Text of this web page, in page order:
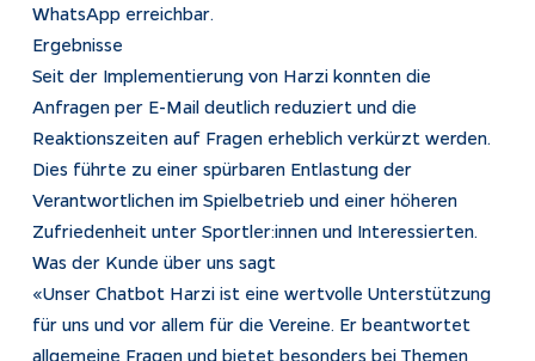
WhatsApp erreichbar.
Ergebnisse
Seit der Implementierung von Harzi konnten die
Anfragen per E-Mail deutlich reduziert und die
Reaktionszeiten auf Fragen erheblich verkürzt werden.
Dies führte zu einer spürbaren Entlastung der
Verantwortlichen im Spielbetrieb und einer höheren
Zufriedenheit unter Sportler:innen und Interessierten.
Was der Kunde über uns sagt
«Unser Chatbot Harzi ist eine wertvolle Unterstützung
für uns und vor allem für die Vereine. Er beantwortet
allgemeine Fragen und bietet besonders bei Themen